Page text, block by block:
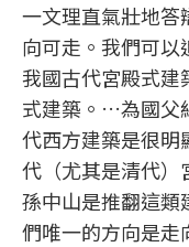
一文理直氣壯地答
向可走。我們可
我國古代宮殿式建
式建築。…為國父
代西方建築是很明
代（尤其是清代）
孫中山是推翻這類
們唯一的方向是走